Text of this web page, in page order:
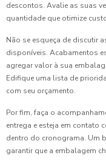
descontos. Avalie as suas
quantidade que otimize
Não se esqueça de discutir
disponíveis. Acabamentos
agregar valor à sua
Edifique uma lista de
com seu orçamento.
Por fim, faça o
entrega e esteja em contato
dentro do cronograma. Um
garantir que a embalagem